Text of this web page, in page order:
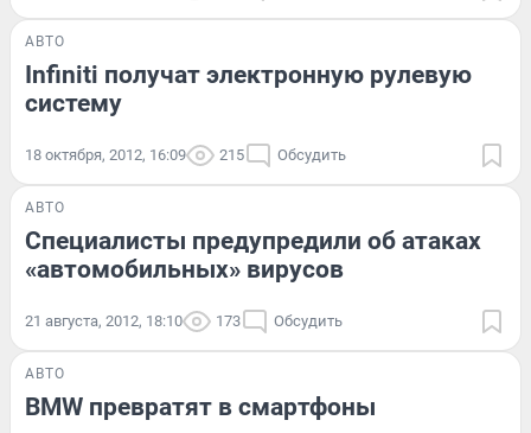
АВТО
Infiniti получат электронную рулевую
систему
18 октября, 2012, 16:09 215 Обсудить
АВТО
Специалисты предупредили об атаках
«автомобильных» вирусов
21 августа, 2012, 18:10 173 Обсудить
АВТО
BMW превратят в смартфоны